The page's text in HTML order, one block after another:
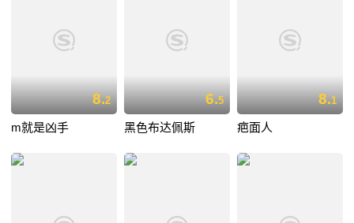
8.2
m就是凶手
6.5
黑色布达佩斯
8.1
疤面人